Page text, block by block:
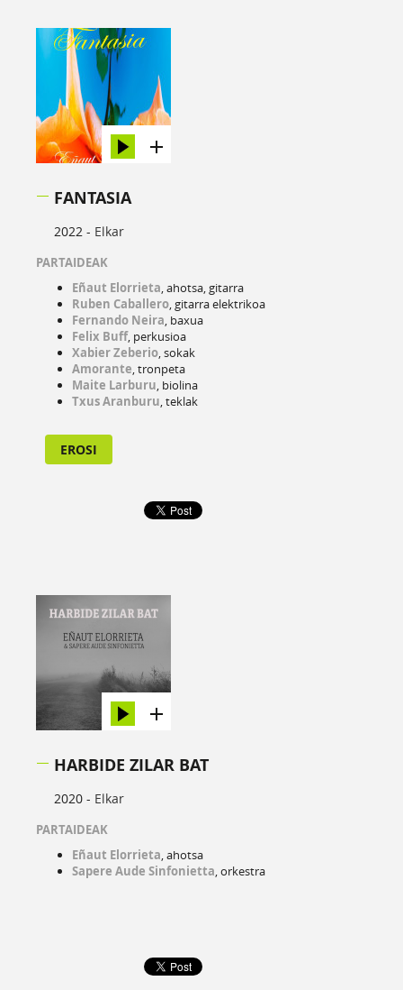
FANTASIA
2022 - Elkar
PARTAIDEAK
Eñaut Elorrieta, ahotsa, gitarra
Ruben Caballero, gitarra elektrikoa
Fernando Neira, baxua
Felix Buff, perkusioa
Xabier Zeberio, sokak
Amorante, tronpeta
Maite Larburu, biolina
Txus Aranburu, teklak
EROSI
HARBIDE ZILAR BAT
2020 - Elkar
PARTAIDEAK
Eñaut Elorrieta, ahotsa
Sapere Aude Sinfonietta, orkestra